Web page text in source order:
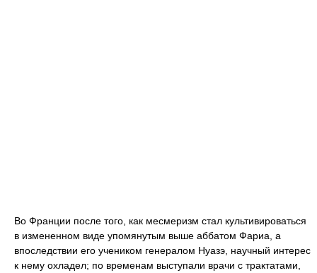
Во Франции после того, как месмеризм стал культивироваться
в измененном виде упомянутым выше аббатом Фариа, а
впоследствии его учеником генералом Нуазэ, научный интерес
к нему охладел; по временам выступали врачи с трактатами,